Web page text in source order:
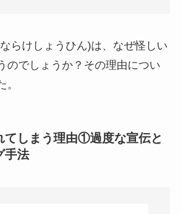
い って本当？
Temuは怪しい？口コ
らけしょうひん)は、なぜ怪しい
のでしょうか？その理由につい
てしまう理由①過度な宣伝と
手法